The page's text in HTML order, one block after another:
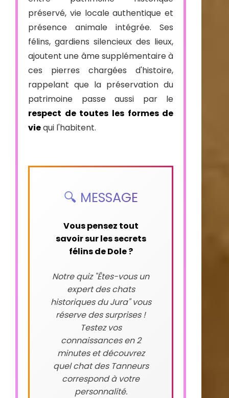
préservé, vie locale authentique et
présence animale intégrée. Ses
félins, gardiens silencieux des lieux,
ajoutent une âme supplémentaire à
ces pierres chargées d'histoire,
rappelant que la préservation du
patrimoine passe aussi par le
respect de toutes les formes de
viequi l'habitent.
🔍 MESSAGE
Vous pensez tout
savoir sur les secrets
félins de Dole ?
Notre quiz "Êtes-vous un
expert des chats
historiques du Jura" vous
réserve des surprises !
Testez vos
connaissances en 2
minutes et découvrez
quel chat des Tanneurs
correspond à votre
personnalité.